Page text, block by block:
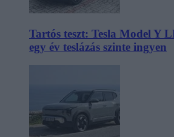
Tartós teszt: Tesla Model Y
egy év teslázás szinte ingyen